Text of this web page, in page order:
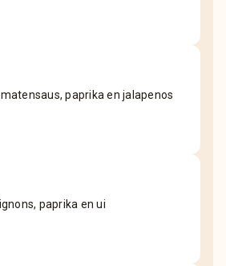
paprika en jalapenos
paprika en ui